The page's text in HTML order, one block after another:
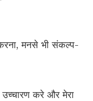
मनसे भी संकल्प-
करे और मेरा